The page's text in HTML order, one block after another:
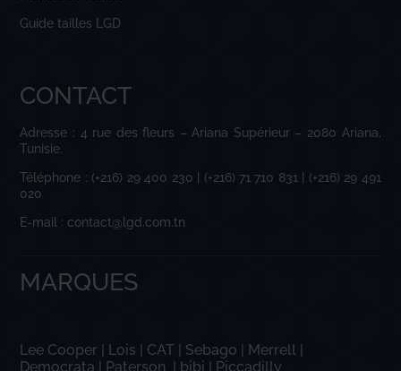
Guide tailles LGD
CONTACT
Adresse : 4 rue des fleurs – Ariana Supérieur – 2080 Ariana,
Tunisie.
Téléphone : (+216) 29 400 230 | (+216) 71 710 831 | (+216) 29 491
020
E-mail : contact@lgd.com.tn
MARQUES
Lee Cooper Lois CAT Sebago Merrell
Democrata
Paterson bibi Piccadilly